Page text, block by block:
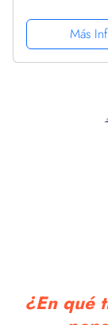
PopSockets
Adhesivo
Más
¿En qué